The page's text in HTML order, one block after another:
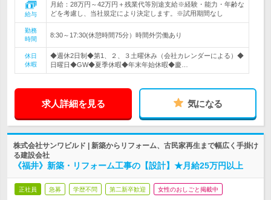
給与
月給：28万円～42万円＋残業代等別途支給※経験・能力・年齢な
どを考慮し、当社規定により決定します。※試用期間なし
勤務
時間
8:30～17:30(休憩時間75分）時間外労働あり
休日
休暇
◆週休2日制◆第1、２、３土曜休み（会社カレンダーによる）◆
日曜日◆GW◆夏季休暇◆年末年始休暇◆慶…
求人詳細を見る 気になる
株式会社サンワビルド | 新築からリフォーム、古民家再生まで幅広く手掛け
る建設会社
《福井》新築・リフォーム工事の【設計】★月給25万円以上
正社員 急募 学歴不問 第二新卒歓迎 女性のおしごと掲載中